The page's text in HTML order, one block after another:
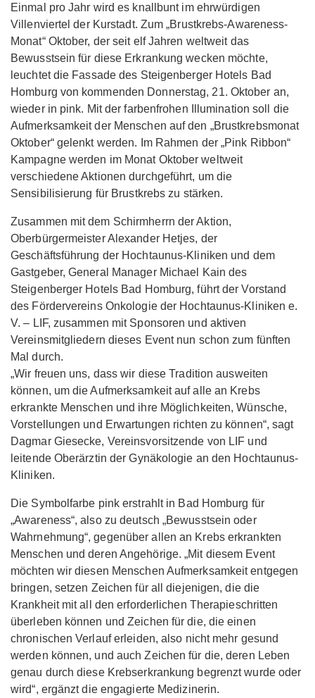
Einmal pro Jahr wird es knallbunt im ehrwürdigen
Villenviertel der Kurstadt. Zum „Brustkrebs-Awareness-
Monat“ Oktober, der seit elf Jahren weltweit das
Bewusstsein für diese Erkrankung wecken möchte,
leuchtet die Fassade des Steigenberger Hotels Bad
Homburg von kommenden Donnerstag, 21. Oktober an,
wieder in pink. Mit der farbenfrohen Illumination soll die
Aufmerksamkeit der Menschen auf den „Brustkrebsmonat
Oktober“ gelenkt werden. Im Rahmen der „Pink Ribbon“
Kampagne werden im Monat Oktober weltweit
verschiedene Aktionen durchgeführt, um die
Sensibilisierung für Brustkrebs zu stärken.
Zusammen mit dem Schirmherrn der Aktion,
Oberbürgermeister Alexander Hetjes, der
Geschäftsführung der Hochtaunus-Kliniken und dem
Gastgeber, General Manager Michael Kain des
Steigenberger Hotels Bad Homburg, führt der Vorstand
des Fördervereins Onkologie der Hochtaunus-Kliniken e.
V. – LIF, zusammen mit Sponsoren und aktiven
Vereinsmitgliedern dieses Event nun schon zum fünften
Mal durch.
„Wir freuen uns, dass wir diese Tradition ausweiten
können, um die Aufmerksamkeit auf alle an Krebs
erkrankte Menschen und ihre Möglichkeiten, Wünsche,
Vorstellungen und Erwartungen richten zu können“, sagt
Dagmar Giesecke, Vereinsvorsitzende von LIF und
leitende Oberärztin der Gynäkologie an den Hochtaunus-
Kliniken.
Die Symbolfarbe pink erstrahlt in Bad Homburg für
„Awareness“, also zu deutsch „Bewusstsein oder
Wahrnehmung“, gegenüber allen an Krebs erkrankten
Menschen und deren Angehörige. „Mit diesem Event
möchten wir diesen Menschen Aufmerksamkeit entgegen
bringen, setzen Zeichen für all diejenigen, die die
Krankheit mit all den erforderlichen Therapieschritten
überleben können und Zeichen für die, die einen
chronischen Verlauf erleiden, also nicht mehr gesund
werden können, und auch Zeichen für die, deren Leben
genau durch diese Krebserkrankung begrenzt wurde oder
wird“, ergänzt die engagierte Medizinerin.